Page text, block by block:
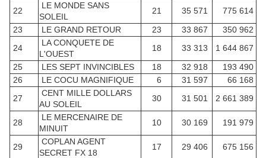
22
LE MONDE SANS
SOLEIL
21 35 571
775 614
23
LE GRAND RETOUR 23 33 867
350 962
24
LA CONQUETE DE
L'OUEST
18 33 313
1 644 867
25
LES SEPT INVINCIBLES 18 32 918
193 490
26
LE COCU MAGNIFIQUE 6 31 597
66 168
27
CENT MILLE DOLLARS
AU SOLEIL
30 31 501 2 661 389
28
LE MERCENAIRE DE
MINUIT
10 30 169 191 979
29
COPLAN AGENT
SECRET FX 18
17 29 406 675 156